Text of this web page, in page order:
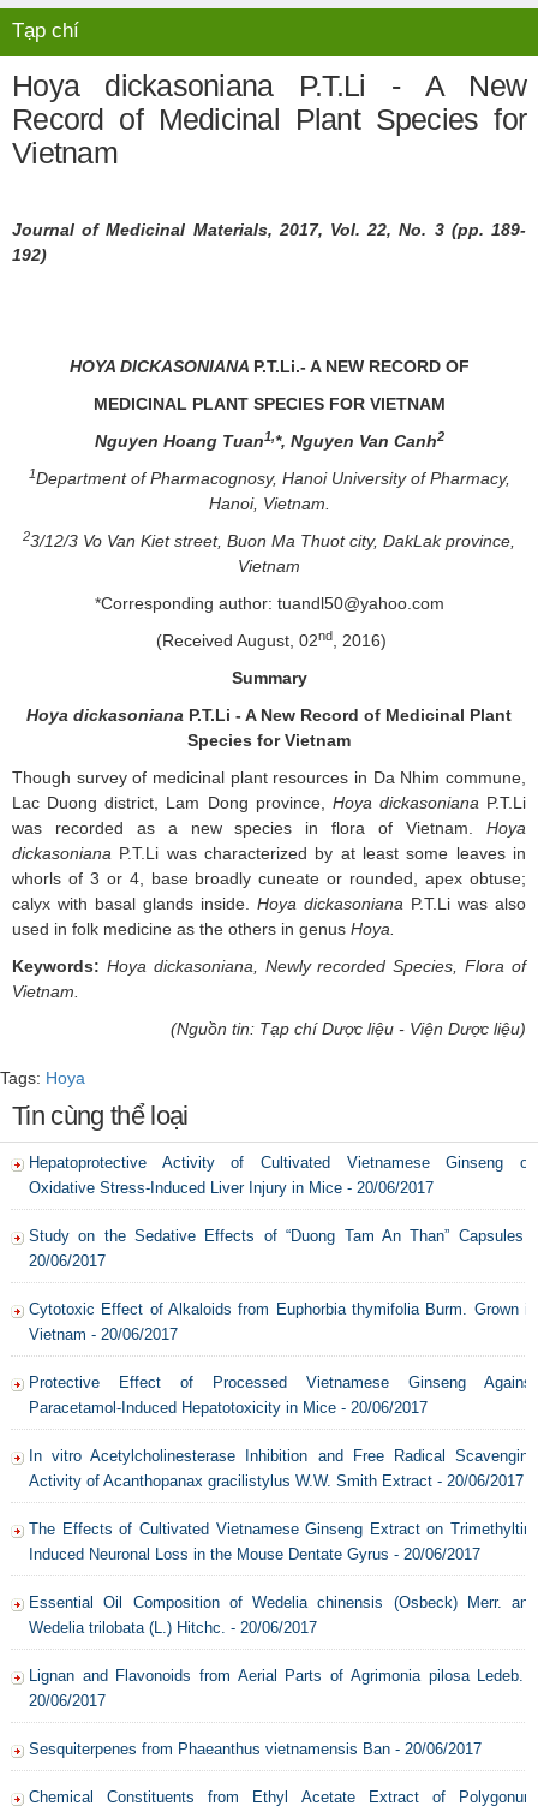
Tạp chí
Hoya dickasoniana P.T.Li - A New
Record of Medicinal Plant Species for
Vietnam
Journal of Medicinal Materials, 2017, Vol. 22, No. 3(pp.189-
192)
HOYA DICKASONIANA P.T.Li.- A NEW RECORD OF
MEDICINAL PLANT SPECIES FOR VIETNAM
Nguyen Hoang Tuan1,*, Nguyen Van Canh2
1Department of Pharmacognosy, Hanoi University of Pharmacy,
Hanoi, Vietnam.
23/12/3 Vo Van Kiet street, Buon Ma Thuot city, DakLak province,
Vietnam
*Corresponding author: tuandl50@yahoo.com
(Received August, 02nd
, 2016)
Summary
Hoya dickasoniana P.T.Li - A New Record of Medicinal Plant
Species for Vietnam
Though survey of medicinal plant resources in Da Nhim commune,
Lac Duong district, Lam Dong province,
Hoya dickasoniana P.T.Li
was recorded as a new species in flora of Vietnam. Hoya
dickasoniana P.T.Li was characterized by at least some leaves in
whorls of 3 or 4, base broadly cuneate or rounded, apex obtuse;
calyx with basal glands inside. Hoya dickasoniana P.T.Li was also
used in folk medicine as the others in genus Hoya.
Keywords: Hoya dickasoniana, Newly recordedSpecies,Flora of
Vietnam.
(Nguồn tin: Tạp chí Dược liệu - Viện Dược liệu)
Tags: Hoya
Tin cùng thể loại
Hepatoprotective Activity of Cultivated Vietnamese Ginseng on
Oxidative Stress-Induced Liver Injury in Mice - 20/06/2017
Study on the Sedative Effects of “Duong Tam An Than” Capsules -
20/06/2017
Cytotoxic Effect of Alkaloids from Euphorbia thymifolia Burm. Grown in
Vietnam - 20/06/2017
Protective Effect of Processed Vietnamese Ginseng Against
Paracetamol-Induced Hepatotoxicity in Mice - 20/06/2017
In vitro Acetylcholinesterase Inhibition and Free Radical Scavenging
Activity of Acanthopanax gracilistylus W.W. Smith Extract - 20/06/2017
The Effects of Cultivated Vietnamese Ginseng Extract on Trimethyltin-
Induced Neuronal Loss in the Mouse Dentate Gyrus - 20/06/2017
Essential Oil Composition of Wedelia chinensis (Osbeck) Merr. and
Wedelia trilobata (L.) Hitchc. - 20/06/2017
Lignan and Flavonoids from Aerial Parts of Agrimonia pilosa Ledeb. -
20/06/2017
Sesquiterpenes from Phaeanthus vietnamensis Ban - 20/06/2017
Chemical Constituents from Ethyl Acetate Extract of Polygonum